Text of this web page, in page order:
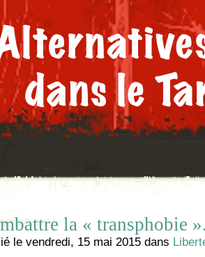
la « transphobie
le vendredi, 15 mai 2015 dans